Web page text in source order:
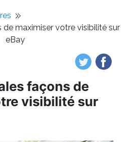
maximiser votre visibilité sur
eBay
façons de
visibilité sur